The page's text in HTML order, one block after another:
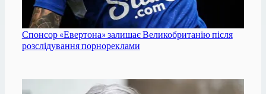
Спонсор «Евертона» залишає Великобританію після
розслідування порнореклами